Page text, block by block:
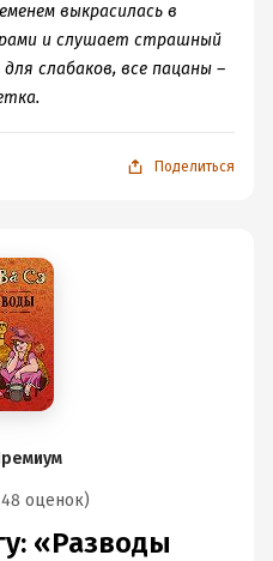
выкрасилась в
и слушает страшный
слабаков, все пацаны –
Поделиться
оценок)
«Разводы